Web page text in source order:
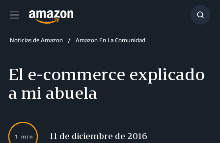
Menú
Noticias de Amazon Amazon En La Comunidad
El e-commerce explicado
a mi abuela
1 min 11 de diciembre de 2016